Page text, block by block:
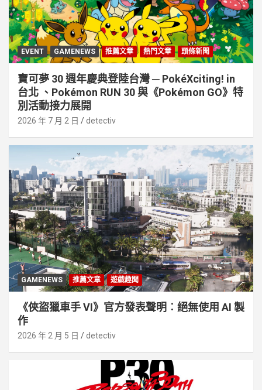
EVENT GAMENEWS 推薦文章 熱門文章 頭條新聞
寶可夢 30 週年慶典登陸台灣 ─ PokéXciting! in
台北 、Pokémon RUN 30 與《Pokémon GO》特
別活動接⼒展開
2026 年 7 月 2 日 detectiv
GAMENEWS 推薦文章 遊戲趣聞
《俠盜獵車手 VI》官方發表聲明︰絕無使用 AI 製
作
2026 年 2 月 5 日 detectiv